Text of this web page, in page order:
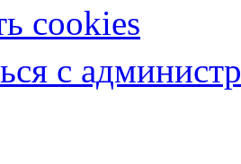
cookies
с